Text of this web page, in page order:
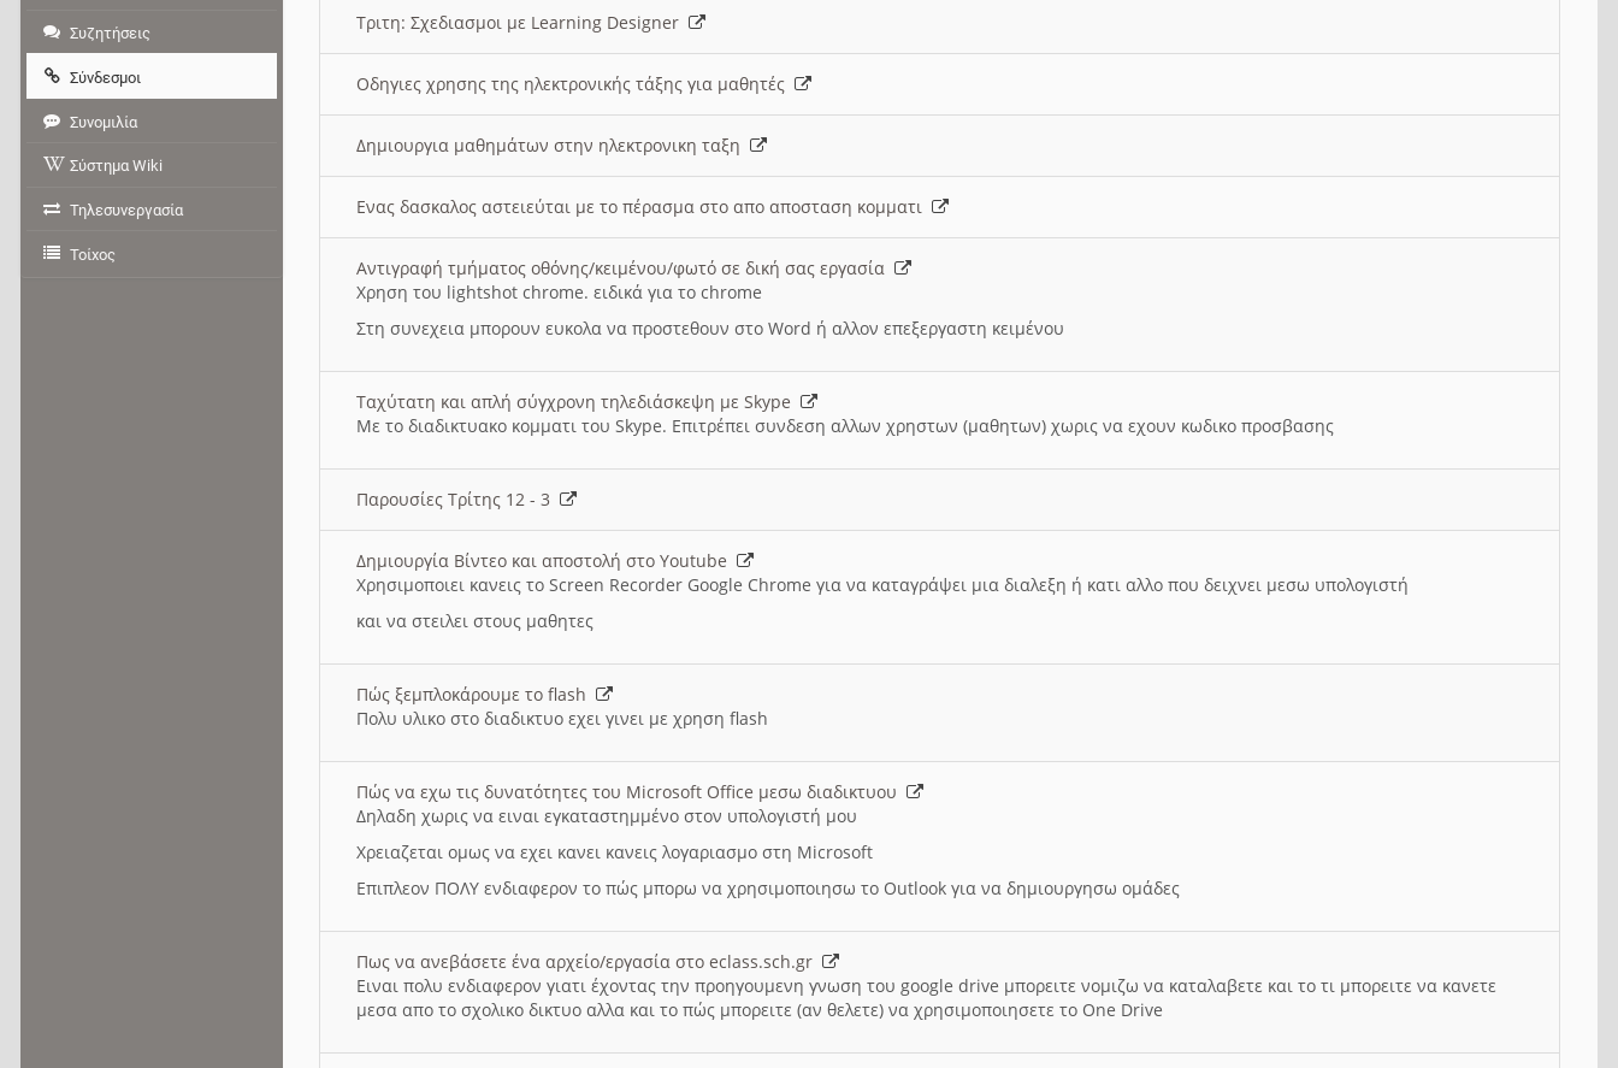
Τριτη: Σχεδιασμοι με Learning Designer
Οδηγιες χρησης της ηλεκτρονικής τάξης για μαθητές
Δημιουργια μαθημάτων στην ηλεκτρονικη ταξη
Ενας δασκαλος αστειεύται με το πέρασμα στο απο αποσταση κομματι
Αντιγραφή τμήματος οθόνης/κειμένου/φωτό σε δική σας εργασία
Χρηση του lightshot chrome. ειδικά για το chrome
Στη συνεχεια μπορουν ευκολα να προστεθουν στο Word ή αλλον επεξεργαστη κειμένου
Ταχύτατη και απλή σύγχρονη τηλεδιάσκεψη με Skype
Με το διαδικτυακο κομματι του Skype. Επιτρέπει συνδεση αλλων χρηστων (μαθητων) χωρις να εχουν κωδικο προσβασης
Παρουσίες Τρίτης 12 - 3
Δημιουργία Βίντεο και αποστολή στο Youtube
Χρησιμοποιει κανεις το Screen Recorder Google Chrome για να καταγράψει μια διαλεξη ή κατι αλλο που δειχνει μεσω υπολογιστή
και να στειλει στους μαθητες
Πώς ξεμπλοκάρουμε το flash
Πολυ υλικο στο διαδικτυο εχει γινει με χρηση flash
Πώς να εχω τις δυνατότητες του Microsoft Office μεσω διαδικτυου
Δηλαδη χωρις να ειναι εγκαταστημμένο στον υπολογιστή μου
Χρειαζεται ομως να εχει κανει κανεις λογαριασμο στη Microsoft
Επιπλεον ΠΟΛΥ ενδιαφερον το πώς μπορω να χρησιμοποιησω το Outlook για να δημιουργησω ομάδες
Πως να ανεβάσετε ένα αρχείο/εργασία στο eclass.sch.gr
Ειναι πολυ ενδιαφερον γιατι έχοντας την προηγουμενη γνωση του google drive μπορειτε νομιζω να καταλαβετε και το τι μπορειτε να κανετε
μεσα απο το σχολικο δικτυο αλλα και το πώς μπορειτε (αν θελετε) να χρησιμοποιησετε το One Drive
Συζητήσεις
Σύνδεσμοι
Συνομιλία
Σύστημα Wiki
Τηλεσυνεργασία
Τοίχος